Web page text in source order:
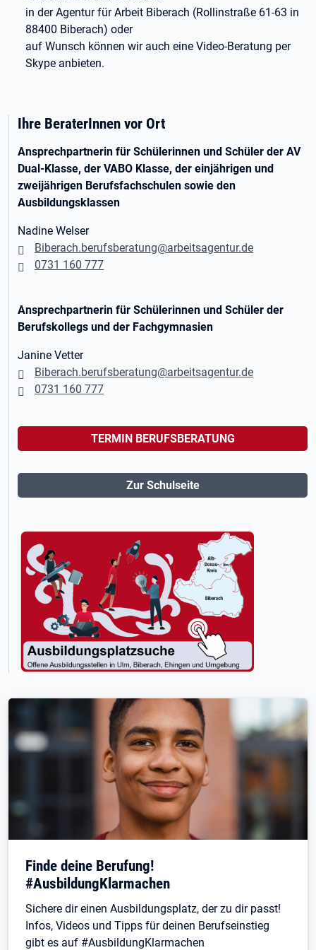
in der Agentur für Arbeit Biberach (Rollinstraße 61-63 in
88400 Biberach) oder
auf Wunsch können wir auch eine Video-Beratung per
Skype anbieten.
Ihre BeraterInnen vor Ort
Ansprechpartnerin für Schülerinnen und Schüler der AV
Dual-Klasse, der VABO Klasse, der einjährigen und
zweijährigen Berufsfachschulen sowie den
Ausbildungsklassen
Nadine Welser
Biberach.berufsberatung@arbeitsagentur.de
0731 160 777
Ansprechpartnerin für Schülerinnen und Schüler der
Berufskollegs und der Fachgymnasien
Janine Vetter
Biberach.berufsberatung@arbeitsagentur.de
0731 160 777
TERMIN BERUFSBERATUNG
Zur Schulseite
Finde deine Berufung!
#AusbildungKlarmachen
Sichere dir einen Ausbildungsplatz, der zu dir passt!
Infos, Videos und Tipps für deinen Berufseinstieg
gibt es auf #AusbildungKlarmachen